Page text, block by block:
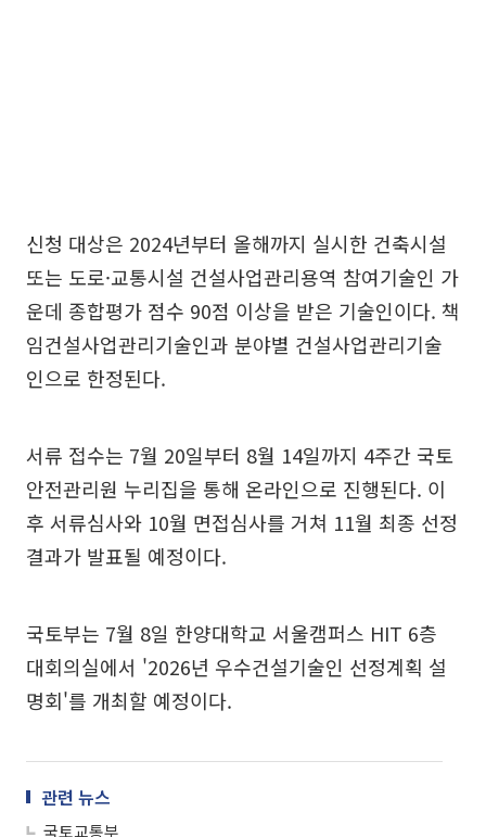
신청 대상은 2024년부터 올해까지 실시한 건축시설
또는 도로·교통시설 건설사업관리용역 참여기술인 가
운데 종합평가 점수 90점 이상을 받은 기술인이다. 책
임건설사업관리기술인과 분야별 건설사업관리기술
인으로 한정된다.
서류 접수는 7월 20일부터 8월 14일까지 4주간 국토
안전관리원 누리집을 통해 온라인으로 진행된다. 이
후 서류심사와 10월 면접심사를 거쳐 11월 최종 선정
결과가 발표될 예정이다.
국토부는 7월 8일 한양대학교 서울캠퍼스 HIT 6층
대회의실에서 '2026년 우수건설기술인 선정계획 설
명회'를 개최할 예정이다.
관련 뉴스
국토교통부